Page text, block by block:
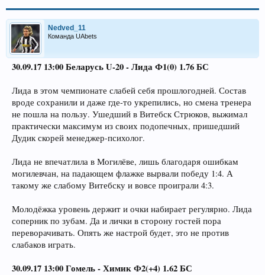
Nedved_11
Команда UAbets
30.09.17 13:00 Беларусь U-20 - Лида Ф1(0) 1.76 БС
Лида в этом чемпионате слабей себя прошлогодней. Состав
вроде сохранили и даже где-то укрепились, но смена тренера
не пошла на пользу. Ушедший в Витебск Стрюков, выжимал
практически максимум из своих подопечных, пришедший
Дудик скорей менеджер-психолог.
Лида не впечатлила в Могилёве, лишь благодаря ошибкам
могилевчан, на падающем флажке вырвали победу 1:4. А
такому же слабому Витебску и вовсе проиграли 4:3.
Молодёжка уровень держит и очки набирает регулярно. Лида
соперник по зубам. Да и лички в сторону гостей пора
переворачивать. Опять же настрой будет, это не против
слабаков играть.
30.09.17 13:00 Гомель - Химик Ф2(+4) 1.62 БС